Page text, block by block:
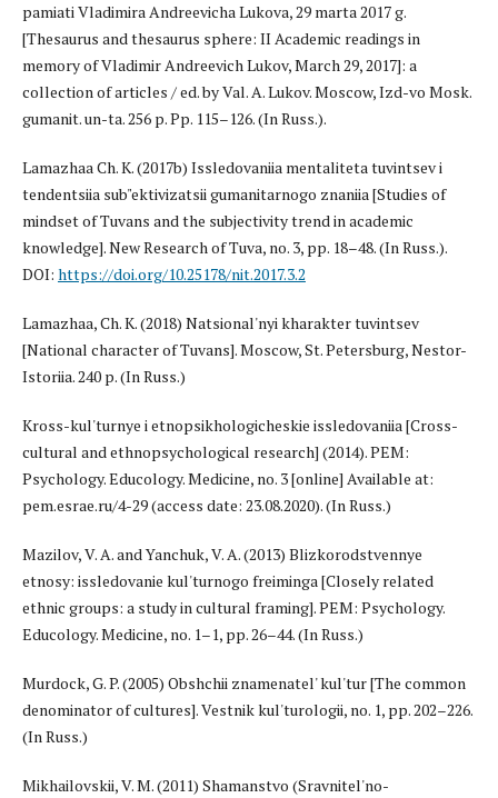
pamiati Vladimira Andreevicha Lukova, 29 marta 2017 g.
[Thesaurus and thesaurus sphere: II Academic readings in
memory of Vladimir Andreevich Lukov, March 29, 2017]: a
collection of articles / ed. by Val. A. Lukov. Moscow, Izd-vo Mosk.
gumanit. un-ta. 256 p. Pp. 115–126. (In Russ.).
Lamazhaa Ch. K. (2017b) Issledovaniia mentaliteta tuvintsev i
tendentsiia sub"ektivizatsii gumanitarnogo znaniia [Studies of
mindset of Tuvans and the subjectivity trend in academic
knowledge]. New Research of Tuva, no. 3, pp. 18–48. (In Russ.).
DOI: https://doi.org/10.25178/nit.2017.3.2
Lamazhaa, Ch. K. (2018) Natsional'nyi kharakter tuvintsev
[National character of Tuvans]. Moscow, St. Petersburg, Nestor-
Istoriia. 240 p. (In Russ.)
Kross-kul'turnye i etnopsikhologicheskie issledovaniia [Cross-
cultural and ethnopsychological research] (2014). PEM:
Psychology. Educology. Medicine, no. 3 [online] Available at:
pem.esrae.ru/4-29 (access date: 23.08.2020). (In Russ.)
Mazilov, V. A. and Yanchuk, V. A. (2013) Blizkorodstvennye
etnosy: issledovanie kul'turnogo freiminga [Closely related
ethnic groups: a study in cultural framing]. PEM: Psychology.
Educology. Medicine, no. 1–1, pp. 26–44. (In Russ.)
Murdock, G. P. (2005) Obshchii znamenatel' kul'tur [The common
denominator of cultures]. Vestnik kul'turologii, no. 1, pp. 202–226.
(In Russ.)
Mikhailovskii, V. M. (2011) Shamanstvo (Sravnitel'no-